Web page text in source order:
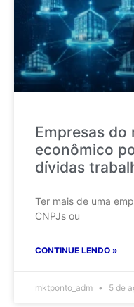
Empresas do
econômico
dívidas
Ter mais de uma
CNPJs ou
CONTINUE LENDO »
mktponto_adm 5 de